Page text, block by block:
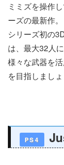
ミミズを操作
ーズの最新作。
シリーズ初の
は、最大32人
様々な武器を
を目指しましょ
PS4